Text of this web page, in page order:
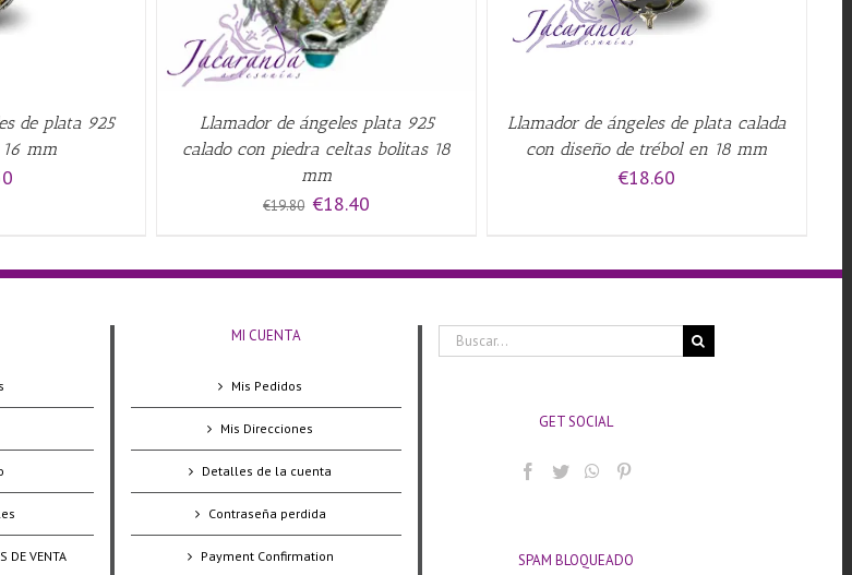
de plata 925
mm
Llamador de ángeles plata 925
calado con piedra celtas bolitas 18
mm
€19.80 El
€19.80.
€18.40
€18.40.
Llamador de ángeles de plata calada
con diseño de trébol en 18 mm
€18.60
DE VENTA
MI CUENTA
Mis Pedidos
Mis Direcciones
Detalles de la cuenta
Contraseña perdida
Payment Confirmation
Buscar:
GET SOCIAL
SPAM BLOQUEADO